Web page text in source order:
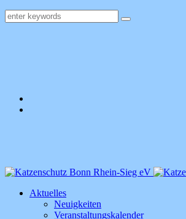
Aktuelles
Neuigkeiten
Veranstaltungskalender